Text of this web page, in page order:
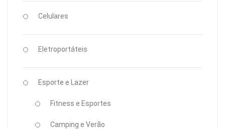
Celulares
Eletroportáteis
Esporte e Lazer
Fitness e Esportes
Camping e Verão